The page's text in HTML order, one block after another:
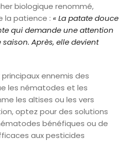
biologique renommé,
la patience : « La patate douce
qui demande une attention
Après, elle devient
ennemis des
les nématodes et les
les altises ou les vers
optez pour des solutions
bénéfiques ou de
aux pesticides